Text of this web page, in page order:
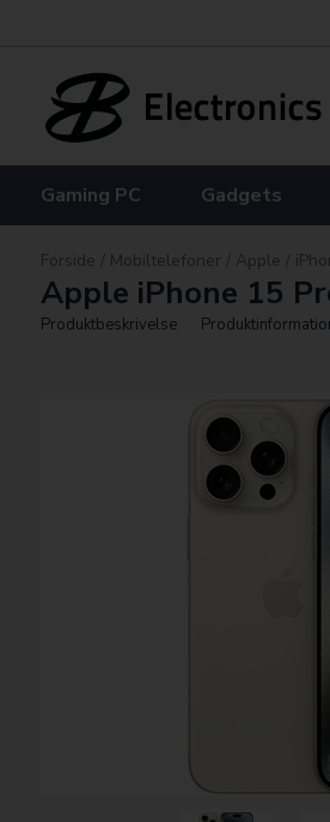
Gaming PC Gadgets
Forside / Mobiltelefoner / Apple /
Apple iPhone 15
Produktbeskrivelse